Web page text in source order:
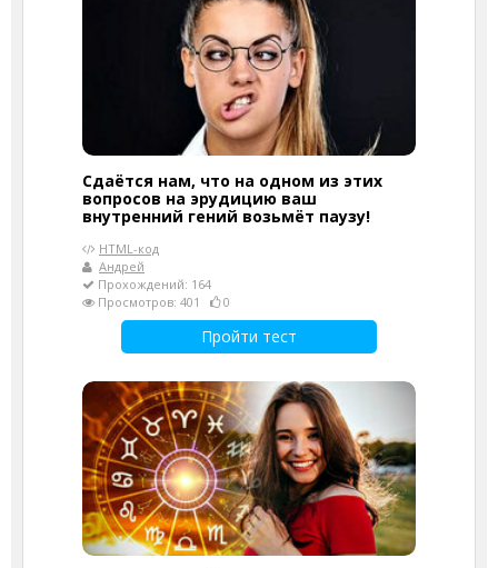
Сдаётся нам, что на одном из этих
вопросов на эрудицию ваш
внутренний гений возьмёт паузу!
HTML-код
Андрей
Прохождений: 164
Просмотров: 401
0
Пройти тест